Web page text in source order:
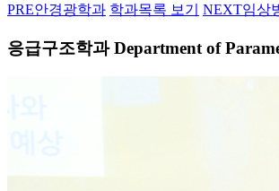
PRE안경광학과 학과목록 보기 NEXT임상
응급구조학과 Department of